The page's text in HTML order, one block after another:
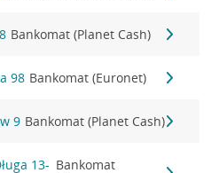
Bankomat (Planet Cash)
98 Bankomat (Euronet)
9 Bankomat (Planet Cash)
13- Bankomat